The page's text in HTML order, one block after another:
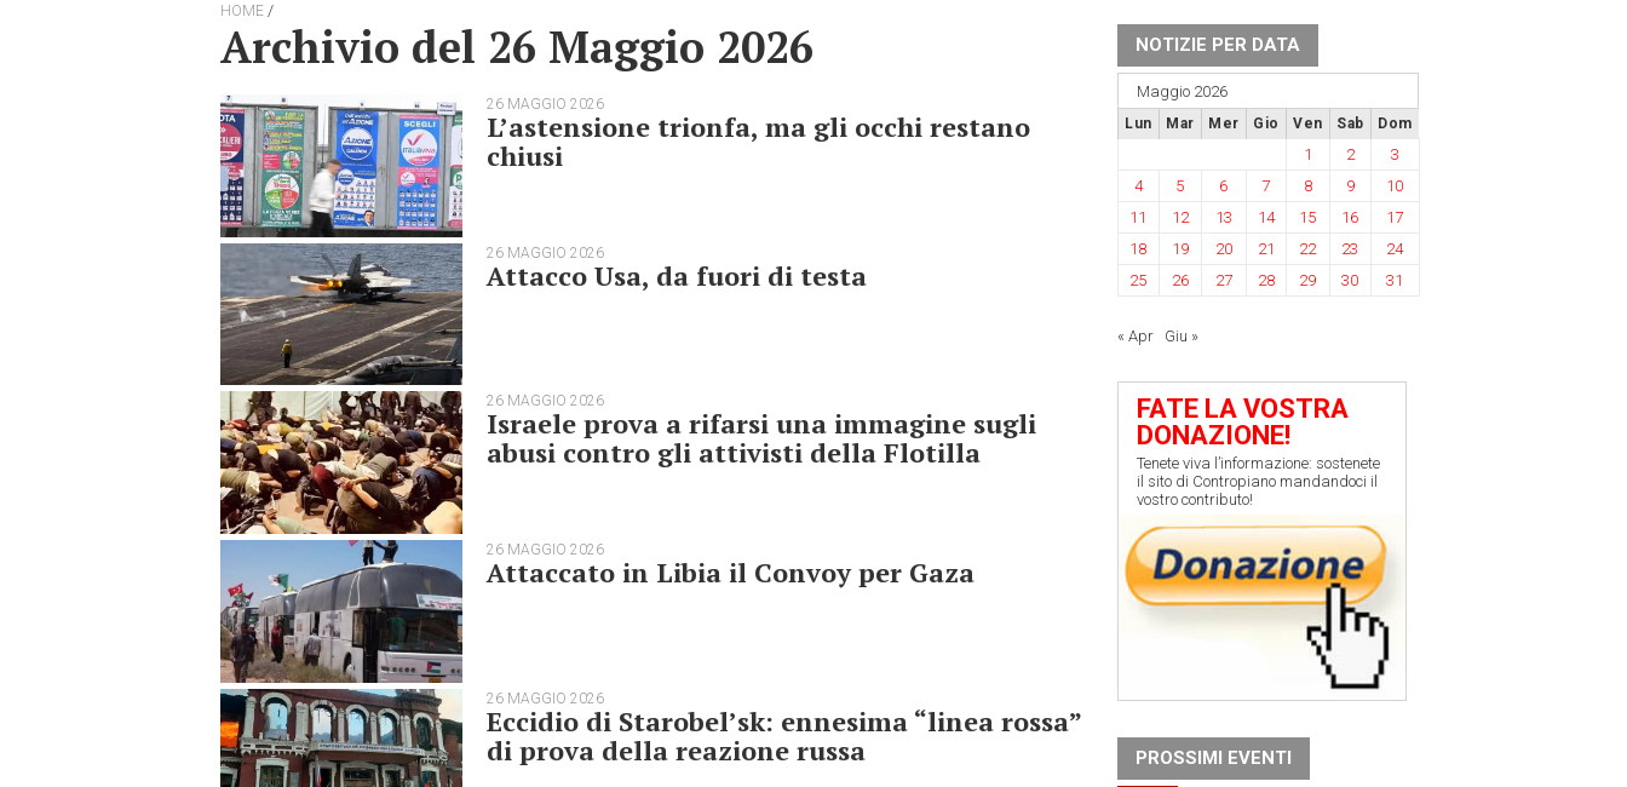
HOME /
Archivio del 26 Maggio 2026
26 MAGGIO 2026
L’astensione trionfa, ma gli occhi restano
chiusi
26 MAGGIO 2026
Attacco Usa, da fuori di testa
26 MAGGIO 2026
Israele prova a rifarsi una immagine sugli
abusi contro gli attivisti della Flotilla
26 MAGGIO 2026
Attaccato in Libia il Convoy per Gaza
26 MAGGIO 2026
Eccidio di Starobel’sk: ennesima “linea rossa”
di prova della reazione russa
NOTIZIE PER DATA
Maggio 2026
Lun Mar Mer Gio Ven Sab Dom
1 2
3
4
5 6 7 8 9
10
11
12 13 14 15 16
17
18
19 20 21 22 23
24
25
26 27 28 29 30 31
« Apr Giu »
FATE LA VOSTRA
DONAZIONE!
Tenete viva l’informazione: sostenete
il sito di Contropiano mandandoci il
vostro contributo!
PROSSIMI EVENTI